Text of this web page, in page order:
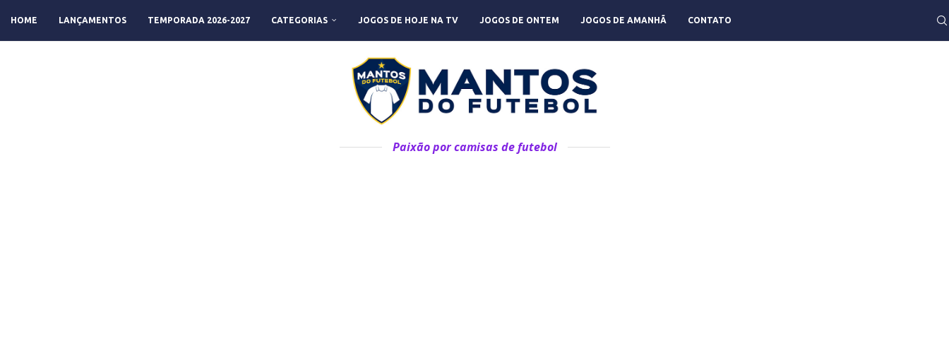
HOME LANÇAMENTOS TEMPORADA 2026-2027 CATEGORIAS JOGOS DE HOJE NA TV JOGOS DE ONTEM JOGOS DE AMANHÃ CONTATO
Paixão por camisas de futebol